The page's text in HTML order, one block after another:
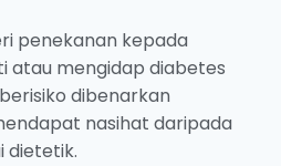
penekanan kepada
atau mengidap diabetes
dibenarkan
nasihat daripada
dietetik.